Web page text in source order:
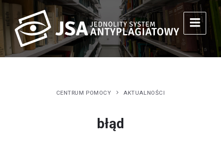
CENTRUM POMOCY AKTUALNOŚCI
błąd